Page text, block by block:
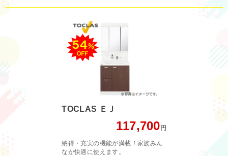
TOCLAS ＥＪ
117,700 円
納得・充実の機能が満載！家族みん
なが快適に使えます。